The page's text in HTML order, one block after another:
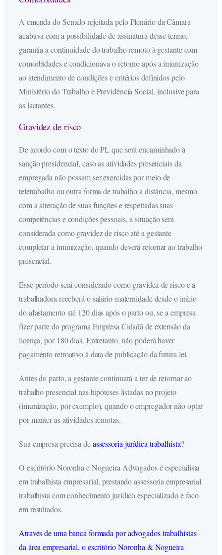
A emenda do Senado rejeitada pelo Plenário da Câmara
acabava com a possibilidade de assinatura desse termo,
garantia a continuidade do trabalho remoto à gestante com
comorbidades e condicionava o retorno após a imunização
ao atendimento de condições e critérios definidos pelo
Ministério do Trabalho e Previdência Social, inclusive para
as lactantes.
Gravidez de risco
De acordo com o texto do PL que será encaminhado à
sanção presidencial, caso as atividades presenciais da
empregada não possam ser exercidas por meio de
teletrabalho ou outra forma de trabalho a distância, mesmo
com a alteração de suas funções e respeitadas suas
competências e condições pessoais, a situação será
considerada como gravidez de risco até a gestante
completar a imunização, quando deverá retornar ao trabalho
presencial.
Esse período será considerado como gravidez de risco e a
trabalhadora receberá o salário-maternidade desde o início
do afastamento até 120 dias após o parto ou, se a empresa
fizer parte do programa Empresa Cidadã de extensão da
licença, por 180 dias. Entretanto, não poderá haver
pagamento retroativo à data de publicação da futura lei.
Antes do parto, a gestante continuará a ter de retornar ao
trabalho presencial nas hipóteses listadas no projeto
(imunização, por exemplo), quando o empregador não optar
por manter as atividades remotas.
Sua empresa precisa deassessoria jurídica trabalhista?
O escritório Noronha e Nogueira Advogados é especialista
em trabalhista empresarial, prestando assessoria empresarial
trabalhista com conhecimento jurídico especializado e foco
em resultados.
Através de uma banca formada por advogados trabalhistas
da área empresarial, o escritório Noronha & Nogueira